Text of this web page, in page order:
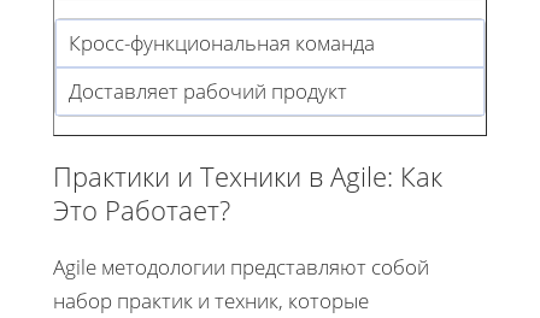
Кросс-функциональная команда
Доставляет рабочий продукт
Практики и Техники в Agile: Как
Это Работает?
Agile методологии представляют собой
набор практик и техник, которые